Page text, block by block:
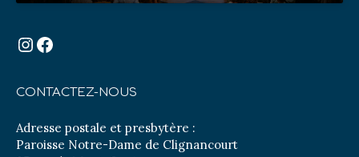
Instagram
Facebook
CONTACTEZ-NOUS
Adresse postale et presbytère :
Paroisse Notre-Dame de Clignancourt